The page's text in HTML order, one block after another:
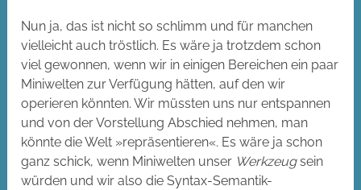
Nun ja, das ist nicht so schlimm und für manchen
vielleicht auch tröstlich. Es wäre ja trotzdem schon
viel gewonnen, wenn wir in einigen Bereichen ein paar
Miniwelten zur Verfügung hätten, auf den wir
operieren könnten. Wir müssten uns nur entspannen
und von der Vorstellung Abschied nehmen, man
könnte die Welt »repräsentieren«. Es wäre ja schon
ganz schick, wenn Miniwelten unser Werkzeugsein
würden und wir also die Syntax-Semantik-